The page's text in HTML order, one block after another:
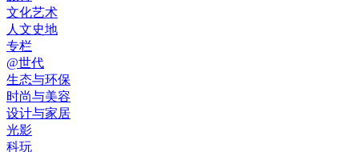
文化艺术
人文史地
专栏
@世代
生态与环保
时尚与美容
设计与家居
光影
科玩